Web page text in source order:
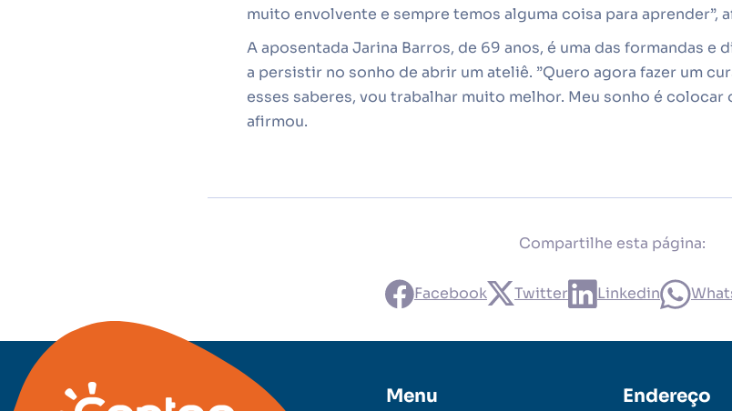
muito envolvente e sempre temos alguma coisa para aprender”,
A aposentada Jarina Barros, de 69 anos, é uma das formandas e
a persistir no sonho de abrir um ateliê. ”Quero agora fazer um
esses saberes, vou trabalhar muito melhor. Meu sonho é colocar
afirmou.
Compartilhe esta página:
Facebook Twitter Linkedin
Menu Endereço